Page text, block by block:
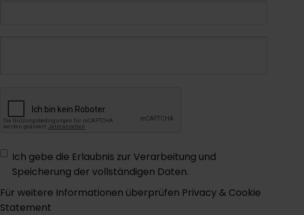
Ich gebe die Erlaubnis zur Verarbeitung und
Speicherung der vollständigen Daten.
Für weitere Informationen überprüfen Privacy & Cookie
Statement